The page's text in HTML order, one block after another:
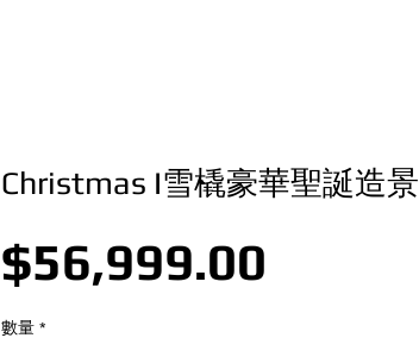
Christmas I雪橇豪華聖誕造景
$56,999.00
數量 *